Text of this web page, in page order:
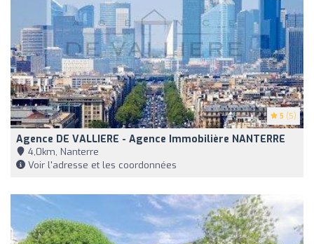
5 (5)
Agence DE VALLIERE - Agence Immobilière NANTERRE
4,0km, Nanterre
Voir l'adresse et les coordonnées